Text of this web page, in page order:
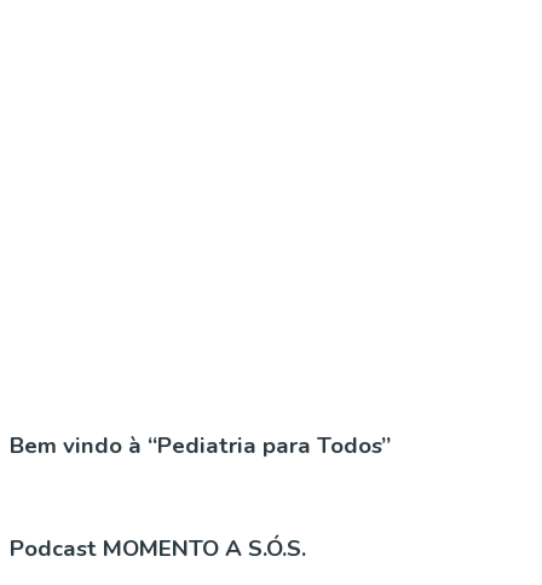
Bem vindo à “Pediatria para Todos”
Podcast MOMENTO A S.Ó.S.